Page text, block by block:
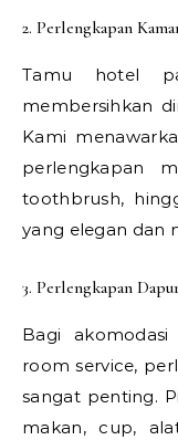
2. Perlengkapan
Tamu hotel
membersihkan
Kami
perlengkapan
toothbrush,
yang elegan dan
3. Perlengkapan
Bagi
room service,
sangat penting.
makan, cup,